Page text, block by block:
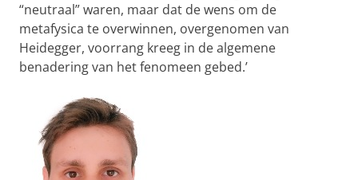
“neutraal” waren, maar dat de wens om de
metafysica te overwinnen, overgenomen van
Heidegger, voorrang kreeg in de algemene
benadering van het fenomeen gebed.’